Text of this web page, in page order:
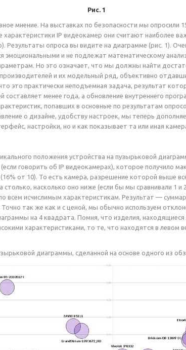
Рис. 1
мнение. На выставках по безопасности мы опросили
IP видеокамер они считают наиболее
Результаты опроса вы видите на диаграмме (рис. 1).
эмоциональными и не подлежат математическому
Но это означает, что мы должны найти
и их модельный ряд, объективно
это практически неподъемная задача, результат
менее года, а обновление внутреннего
попавших в основные по результатам
о дизайне, удобству настроек, мы теперь
настройки, но и как показывает та или иная
положения устройства на пузырьковой
говорить об IP видеокамерах), которое получило
от 10). То есть камера, разрешение которой выше
насколько оно ниже (если бы мы сравнивали 1 и
всем исчислимым характеристикам. Результат —
так же как и с ценой, мы обычно используем
на 4 квадрата. Помня, что изделия,
характеристиками, то те, что находятся в левом
диаграммы, сделанной на основе одного из